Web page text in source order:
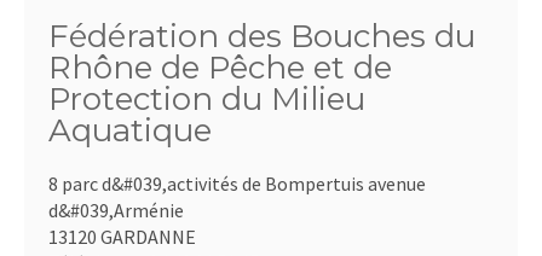
Fédération des Bouches du
Rhône de Pêche et de
Protection du Milieu
Aquatique
8 parc d&#039,activités de Bompertuis avenue
d&#039,Arménie
13120 GARDANNE